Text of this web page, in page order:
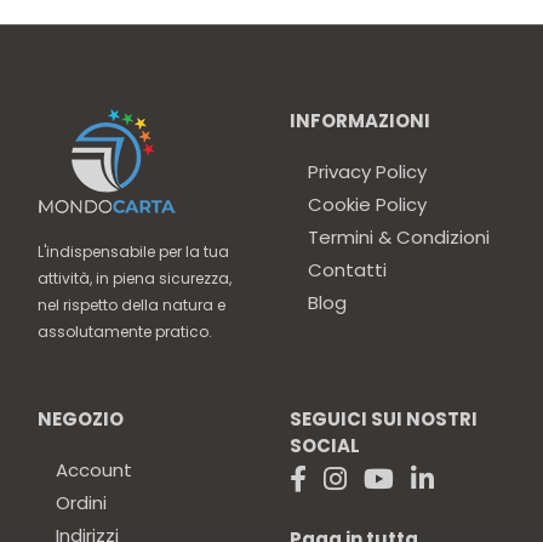
L'indispensabile per la tua
attività, in piena sicurezza,
nel rispetto della natura e
assolutamente pratico.
INFORMAZIONI
Privacy Policy
Cookie Policy
Termini & Condizioni
Contatti
Blog
NEGOZIO
Account
Ordini
Indirizzi
SEGUICI SUI NOSTRI
SOCIAL